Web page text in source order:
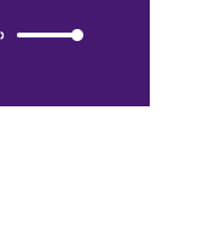
Utiliza
teclas